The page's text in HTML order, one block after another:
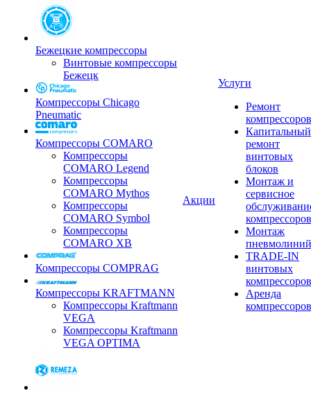
Бежецкие компрессоры
Винтовые компрессоры
Бежецк
Компрессоры Chicago
Pneumatic
Компрессоры COMARO
Компрессоры
COMARO Legend
Компрессоры
COMARO Mythos
Компрессоры
COMARO Symbol
Компрессоры
COMARO XB
Компрессоры COMPRAG
Компрессоры KRAFTMANN
Компрессоры Kraftmann
VEGA
Компрессоры Kraftmann
VEGA OPTIMA
Акции
Услуги
Ремонт
компрессоров
Капитальный
ремонт
винтовых
блоков
Монтаж и
сервисное
компрессоров
Монтаж
пневмолиний
TRADE-IN
винтовых
компрессоров
Аренда
компрессоров